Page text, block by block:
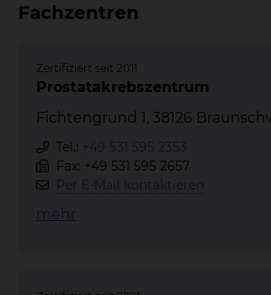
Fachzentren
Zertifiziert seit 2011
Prostatakrebszentrum
Fichtengrund 1, 38126
Tel.: +49 531 595 2353
Fax: +49 531 595 2657
Per E-Mail kontaktieren
mehr